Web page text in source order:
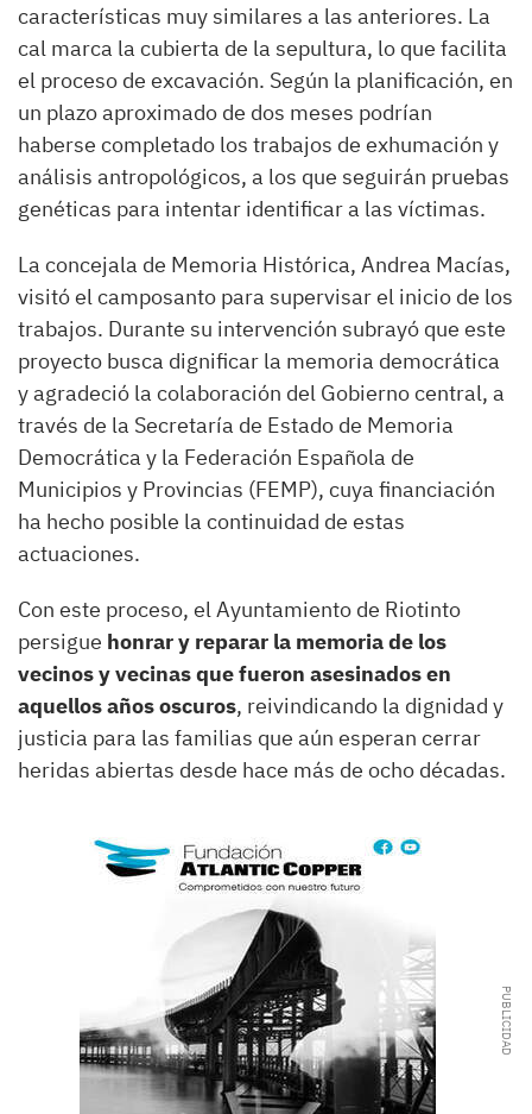
características muy similares a las anteriores. La
cal marca la cubierta de la sepultura, lo que facilita
el proceso de excavación. Según la planificación, en
un plazo aproximado de dos meses podrían
haberse completado los trabajos de exhumación y
análisis antropológicos, a los que seguirán pruebas
genéticas para intentar identificar a las víctimas.
La concejala de Memoria Histórica, Andrea Macías,
visitó el camposanto para supervisar el inicio de los
trabajos. Durante su intervención subrayó que este
proyecto busca dignificar la memoria democrática
y agradeció la colaboración del Gobierno central, a
través de la Secretaría de Estado de Memoria
Democrática y la Federación Española de
Municipios y Provincias (FEMP), cuya financiación
ha hecho posible la continuidad de estas
actuaciones.
Con este proceso, el Ayuntamiento de Riotinto
persigue honrar y reparar la memoria de los
vecinos y vecinas que fueron asesinados en
aquellos años oscuros, reivindicando la dignidad y
justicia para las familias que aún esperan cerrar
heridas abiertas desde hace más de ocho décadas.